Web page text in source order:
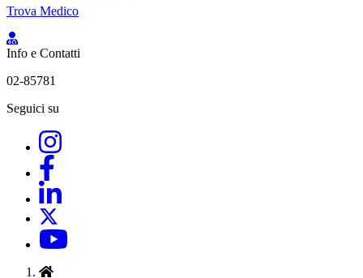
Trova Medico
Info e Contatti
02-85781
Seguici su